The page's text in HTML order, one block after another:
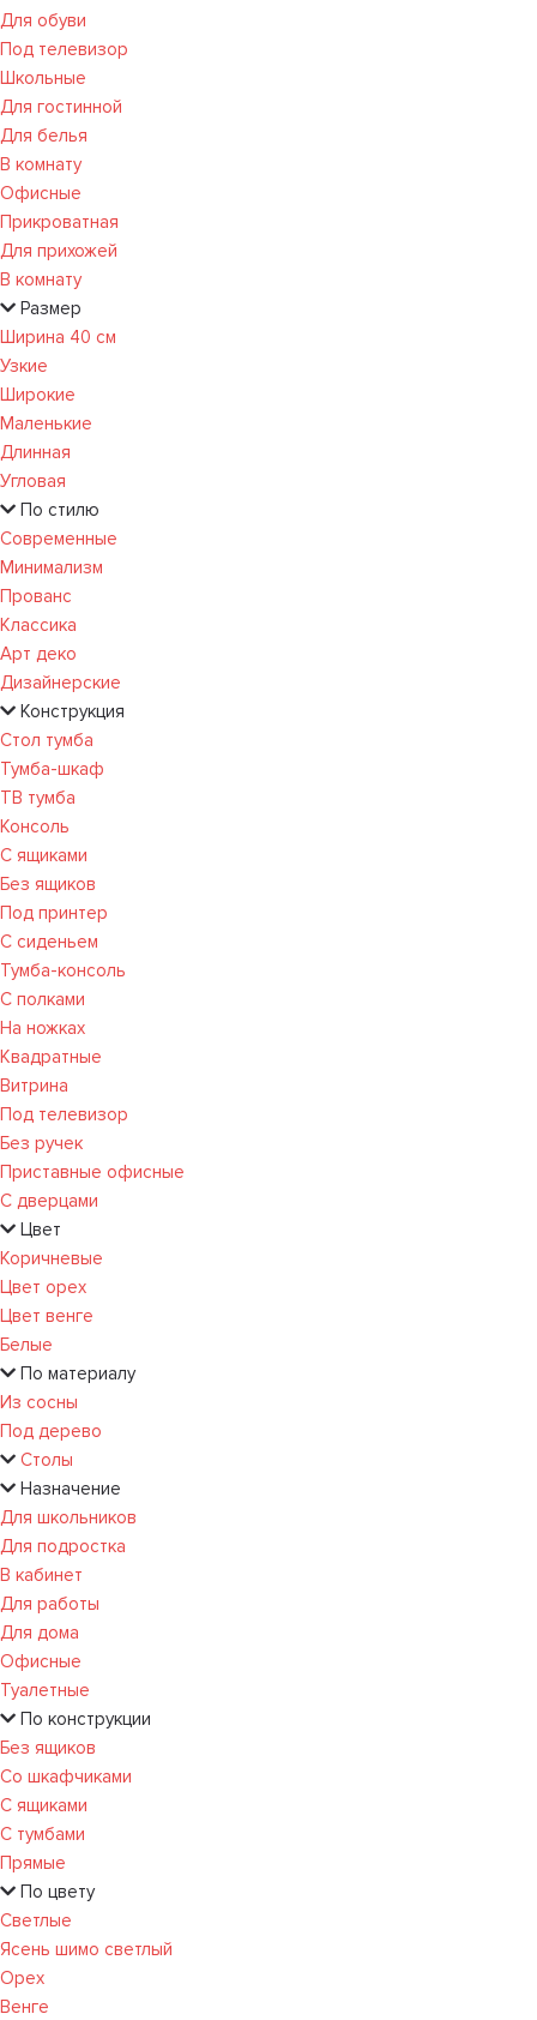
Для обуви
Под телевизор
Школьные
Для гостинной
Для белья
В комнату
Офисные
Прикроватная
Для прихожей
В комнату
Размер
Ширина 40 см
Узкие
Широкие
Маленькие
Длинная
Угловая
По стилю
Современные
Минимализм
Прованс
Классика
Арт деко
Дизайнерские
Конструкция
Стол тумба
Тумба-шкаф
ТВ тумба
Консоль
С ящиками
Без ящиков
Под принтер
С сиденьем
Тумба-консоль
С полками
На ножках
Квадратные
Витрина
Под телевизор
Без ручек
Приставные офисные
С дверцами
Цвет
Коричневые
Цвет орех
Цвет венге
Белые
По материалу
Из сосны
Под дерево
Столы
Назначение
Для школьников
Для подростка
В кабинет
Для работы
Для дома
Офисные
Туалетные
По конструкции
Без ящиков
Со шкафчиками
С ящиками
С тумбами
Прямые
По цвету
Светлые
Ясень шимо светлый
Орех
Венге